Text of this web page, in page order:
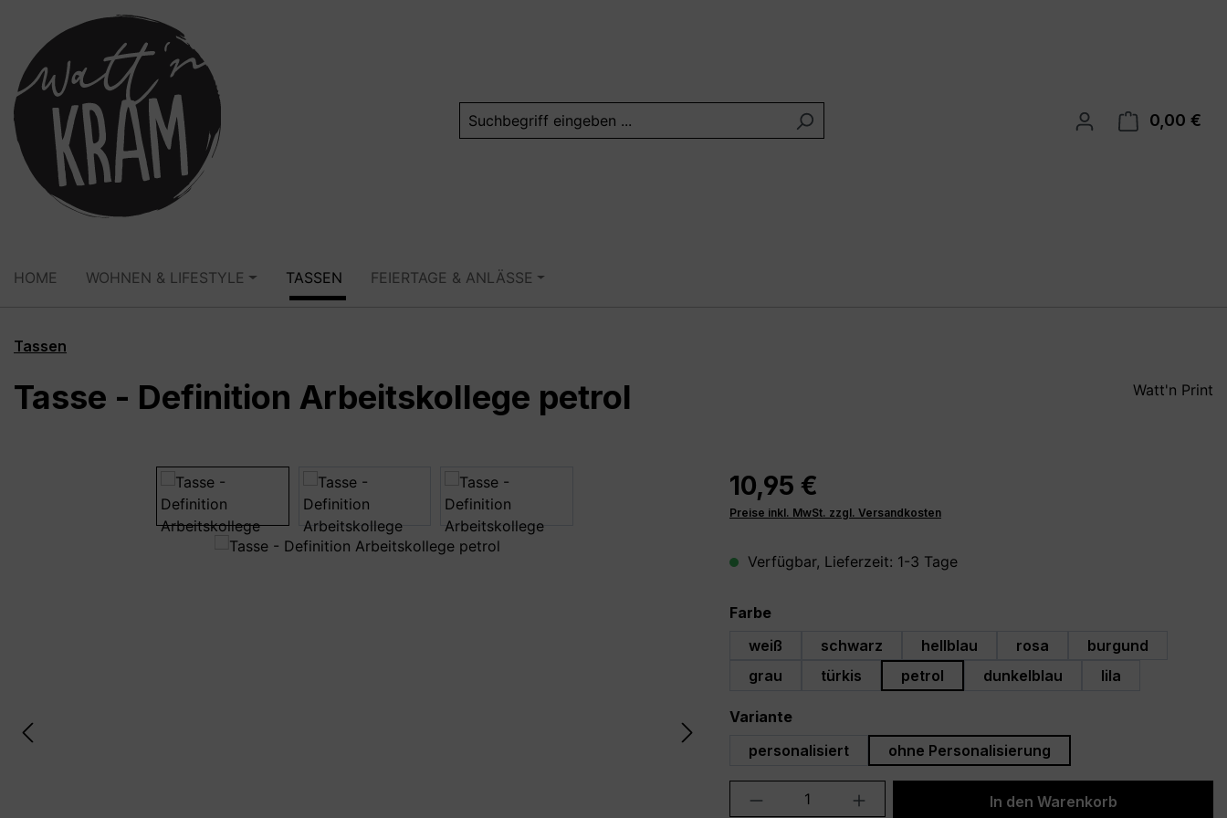
Zur Hauptnavigation springen
0,00 €
HOME WOHNEN & LIFESTYLE TASSEN FEIERTAGE & ANLÄSSE
Tassen
Tasse - Definition Arbeitskollege petrol Watt'n Print
Bildergalerie überspringen 10,95 €
Preise inkl. MwSt. zzgl. Versandkosten
Verfügbar, Lieferzeit: 1-3 Tage
Farbeauswählen
weiß
schwarz hellblau rosa
burgund
grau
türkis petrol dunkelblau lila
Varianteauswählen
personalisiert
ohne Personalisierung
Produkt Anzahl: Gib den gewünschten Wert
In den Warenkorb